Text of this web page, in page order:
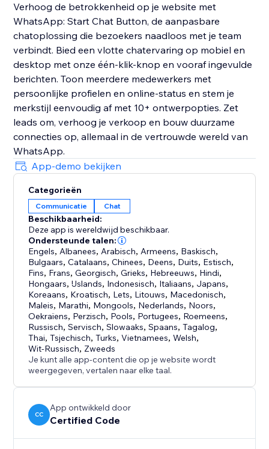
Verhoog de betrokkenheid op je website met
WhatsApp: Start Chat Button, de aanpasbare
chatoplossing die bezoekers naadloos met je team
verbindt. Bied een vlotte chatervaring op mobiel en
desktop met onze één-klik-knop en vooraf ingevulde
berichten. Toon meerdere medewerkers met
persoonlijke profielen en online-status en stem je
merkstijl eenvoudig af met 10+ ontwerpopties. Zet
leads om, verhoog je verkoop en bouw duurzame
connecties op, allemaal in de vertrouwde wereld van
WhatsApp.
App-demo bekijken
Categorieën
Communicatie Chat
Beschikbaarheid:
Deze app is wereldwijd beschikbaar.
Ondersteunde talen:
Engels, Albanees, Arabisch, Armeens, Baskisch,
Bulgaars,Catalaans,Chinees, Deens, Duits, Estisch,
Fins, Frans,Georgisch,Grieks, Hebreeuws, Hindi,
Hongaars,IJslands, Indonesisch, Italiaans, Japans,
Koreaans, Kroatisch, Lets, Litouws, Macedonisch,
Maleis, Marathi, Mongools, Nederlands, Noors,
Oekraïens, Perzisch, Pools, Portugees, Roemeens,
Russisch,Servisch,Slowaaks,Spaans,Tagalog,
Thai,Tsjechisch,Turks,Vietnamees,Welsh,
Wit-Russisch, Zweeds
Je kunt alle app-content die op je website wordt
weergegeven, vertalen naar elke taal.
CC
App ontwikkeld door
Certified Code